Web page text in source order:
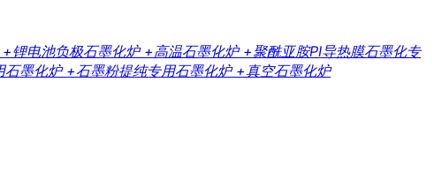
+锂电池负极石墨化炉 +高温石墨化炉 +聚酰亚胺PI导热膜石墨化专
石墨化炉 +石墨粉提纯专用石墨化炉 +真空石墨化炉